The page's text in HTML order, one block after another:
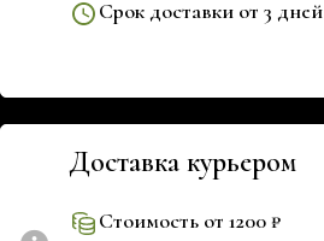
Срок доставки от 3 дней
Доставка курьером
Стоимость от 1200 ₽